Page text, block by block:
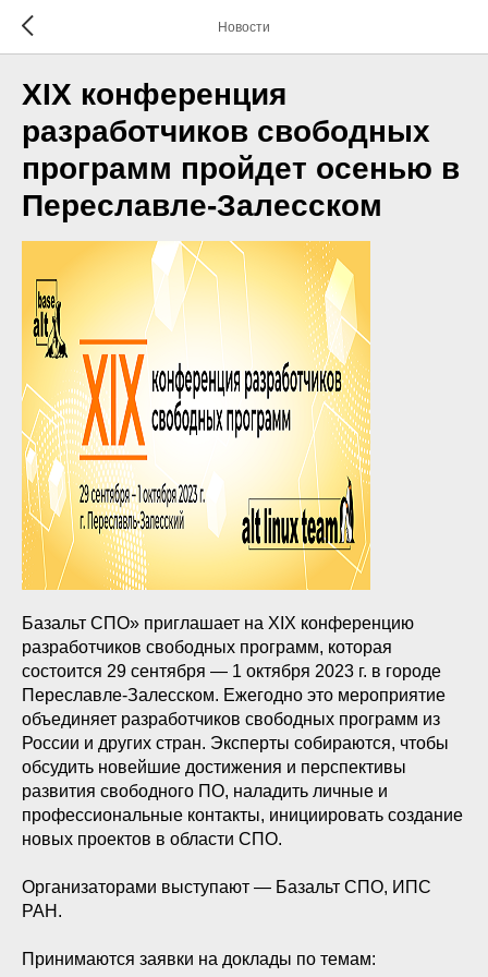
Новости
XIX конференция
разработчиков свободных
программ пройдет осенью в
Переславле-Залесском
Базальт СПО» приглашает на XIX конференцию
разработчиков свободных программ, которая
состоится 29 сентября — 1 октября 2023 г. в городе
Переславле-Залесском. Ежегодно это мероприятие
объединяет разработчиков свободных программ из
России и других стран. Эксперты собираются, чтобы
обсудить новейшие достижения и перспективы
развития свободного ПО, наладить личные и
профессиональные контакты, инициировать создание
новых проектов в области СПО.
Организаторами выступают — Базальт СПО, ИПС
РАН.
Принимаются заявки на доклады по темам: